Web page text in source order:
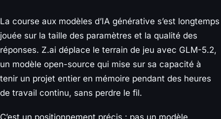
La course aux modèles d’IA générative s’est longtemps
jouée sur la taille des paramètres et la qualité des
réponses. Z.ai déplace le terrain de jeu avec GLM-5.2,
un modèle open-source qui mise sur sa capacité à
tenir un projet entier en mémoire pendant des heures
de travail continu, sans perdre le fil.